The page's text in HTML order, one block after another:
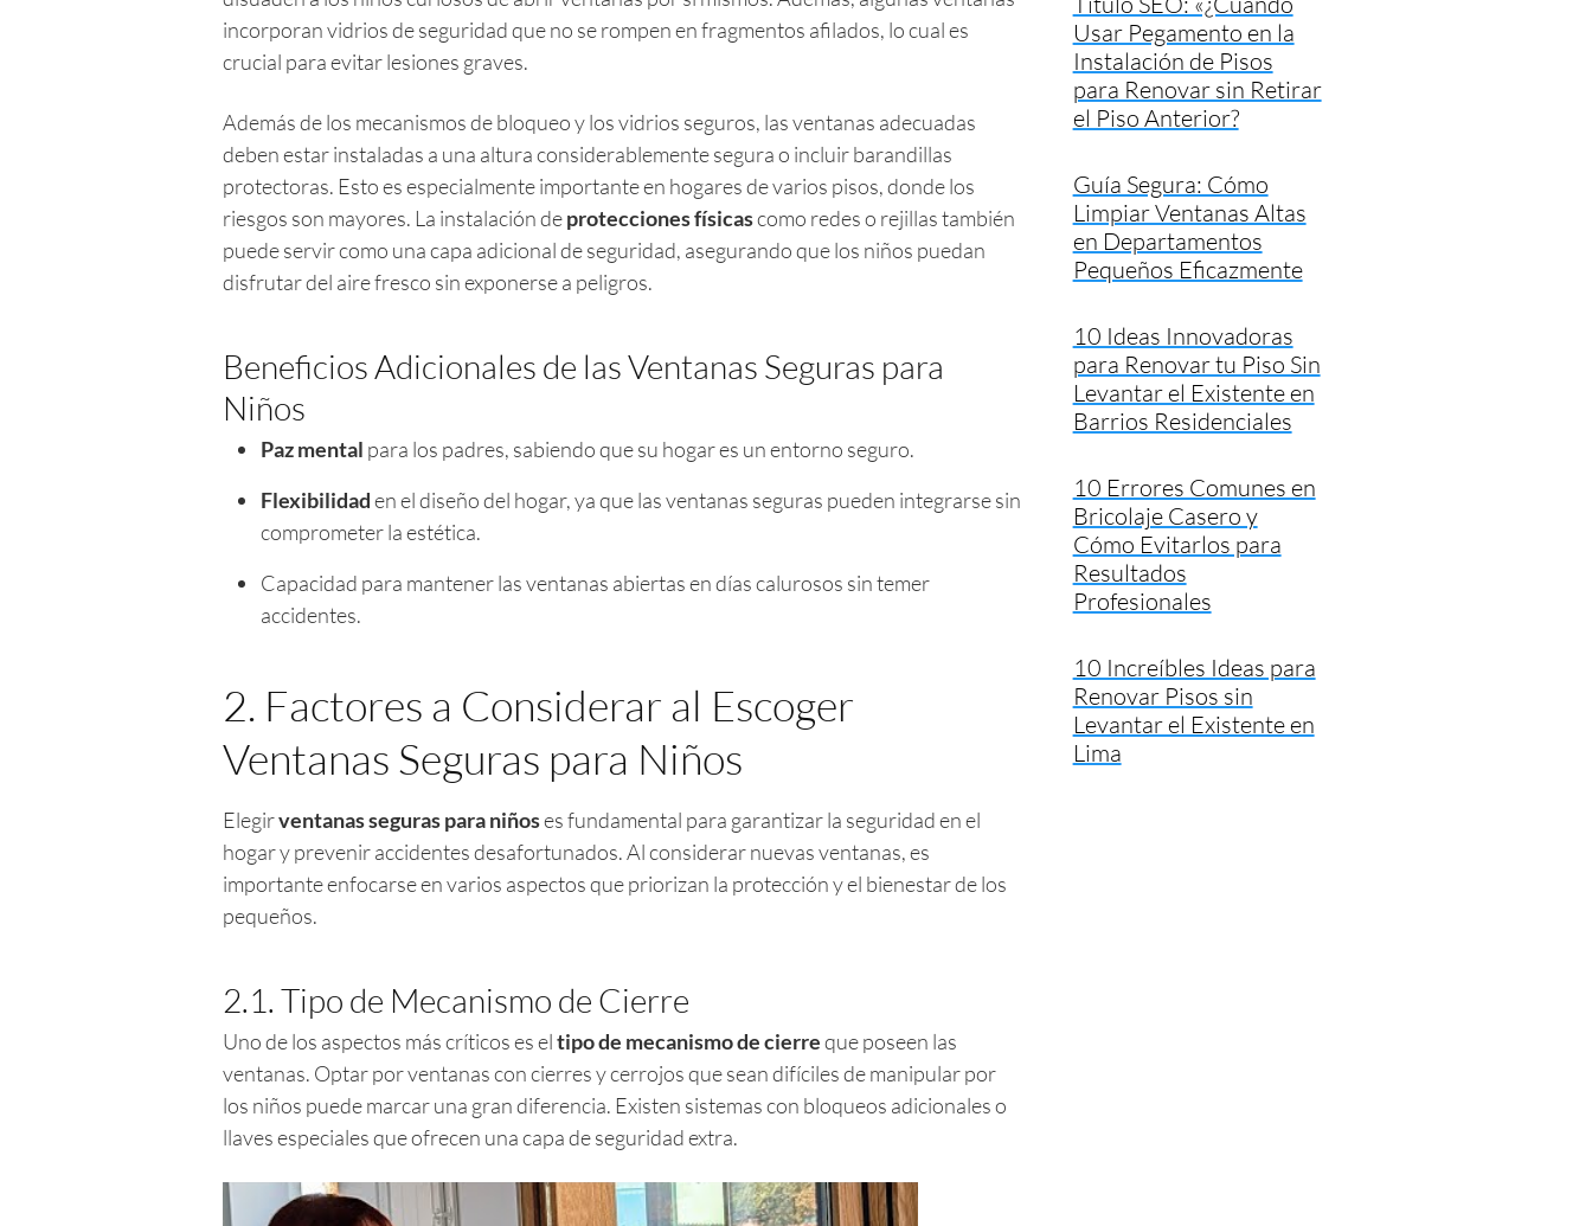
incorporan vidrios de seguridad que no se rompen en fragmentos afilados, lo cual es
crucial para evitar lesiones graves.
Además de los mecanismos de bloqueo y los vidrios seguros, las ventanas adecuadas
deben estar instaladas a una altura considerablemente segura o incluir barandillas
protectoras. Esto es especialmente importante en hogares de varios pisos, donde los
riesgos son mayores. La instalación deprotecciones físicascomo redes o rejillas también
puede servir como una capa adicional de seguridad, asegurando que los niños puedan
disfrutar del aire fresco sin exponerse a peligros.
Beneficios Adicionales de las Ventanas Seguras para
Niños
Paz mental para los padres, sabiendo que su hogar es un entorno seguro.
Flexibilidaden el diseño del hogar, ya que las ventanas seguras pueden integrarse sin
comprometer la estética.
Capacidad para mantener las ventanas abiertas en días calurosos sin temer
accidentes.
2. Factores a Considerar al Escoger
Ventanas Seguras para Niños
Elegirventanas seguras para niñoses fundamental para garantizar la seguridad en el
hogar y prevenir accidentes desafortunados. Al considerar nuevas ventanas, es
importante enfocarse en varios aspectos que priorizan la protección y el bienestar de los
pequeños.
2.1. Tipo de Mecanismo de Cierre
Uno de los aspectos más críticos es eltipo de mecanismo de cierreque poseen las
ventanas. Optar por ventanas con cierres y cerrojos que sean difíciles de manipular por
los niños puede marcar una gran diferencia. Existen sistemas con bloqueos adicionales o
llaves especiales que ofrecen una capa de seguridad extra.
Usar Pegamento en la
Instalación de Pisos
para Renovar sin Retirar
el Piso Anterior?
Guía Segura: Cómo
Limpiar Ventanas Altas
en Departamentos
Pequeños Eficazmente
10 Ideas Innovadoras
para Renovar tu Piso Sin
Levantar el Existente en
Barrios Residenciales
10 Errores Comunes en
Bricolaje Casero y
Cómo Evitarlos para
Resultados
Profesionales
10 Increíbles Ideas para
Renovar Pisos sin
Levantar el Existente en
Lima